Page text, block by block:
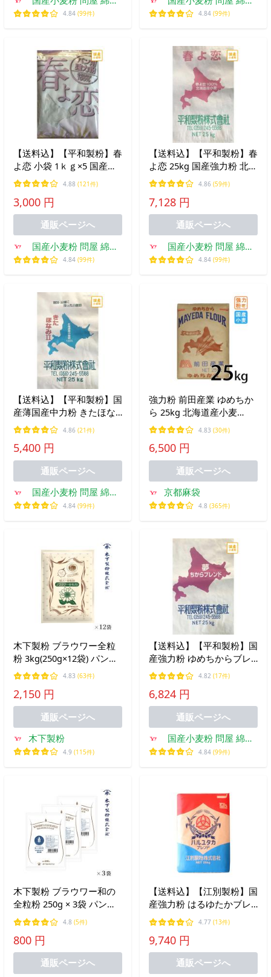
商店
4.84 (99件)
商店
4.84 (99件)
【送料込】【平和製粉】春
よ恋 小袋 1ｋｇ×5 国産強
力粉 国産 北海道 強力粉
パン用小麦粉 はるよこい
１キロ チャック袋 ホーム
ベーカリー
4.88 (121件)
3,000 円
通販ページへ
国産小麦粉 問屋 綿鍬
商店
4.84 (99件)
【送料込】【平和製粉】春
よ恋 25kg 国産強力粉 北海
道産小麦粉 100％使用 パ
ン用 業務用サイズ 強力粉
ベーグル用粉
4.86 (59件)
7,128 円
通販ページへ
国産小麦粉 問屋 綿鍬
商店
4.84 (99件)
【送料込】【平和製粉】国
産薄国産中力粉 きたほな
み２等粉 25ｋｇ北海道産
小麦粉 国産小麦粉 うどん
用粉 つけ麺 中力粉 25キロ
中華まん 饅頭 和菓子用
4.86 (21件)
5,400 円
通販ページへ
国産小麦粉 問屋 綿鍬
商店
4.84 (99件)
強力粉 前田産業 ゆめちか
ら 25kg 北海道産小麦
100% 北海道探訪 国産小麦
業務用 国産 爆買
4.83 (30件)
6,500 円
通販ページへ
京都麻袋
4.8 (365件)
木下製粉 ブラウワー全粒
粉 3kg(250g×12袋) パン用
強力粉 小麦粉 全粒粉小麦
粉 HBジャスト 1斤サイズ
ファリーナコーポレーショ
ン
4.83 (63件)
2,150 円
通販ページへ
木下製粉
4.9 (115件)
【送料込】【平和製粉】国
産強力粉 ゆめちからブレ
ンド 25kg 北海道産小麦粉
100％使用 パン用 業務用
サイズ 北海道産小麦
4.82 (17件)
6,824 円
通販ページへ
国産小麦粉 問屋 綿鍬
商店
4.84 (99件)
木下製粉 ブラウワー和の
全粒粉 250g × 3袋 パン用
強力粉 小麦粉 全粒粉小麦
粉 ファリーナコーポレー
ション
4.8 (5件)
800 円
通販ページへ
【送料込】【江別製粉】国
産強力粉 はるゆたかブレ
ンド 25kg はるゆたか 北海
道産小麦粉100％使用 パ
ン・麺類用 業務用サイズ
国産小麦
4.77 (13件)
9,740 円
通販ページへ